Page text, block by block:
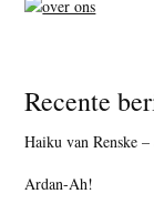
Recente
Haiku van Renske
Ardan-Ah!